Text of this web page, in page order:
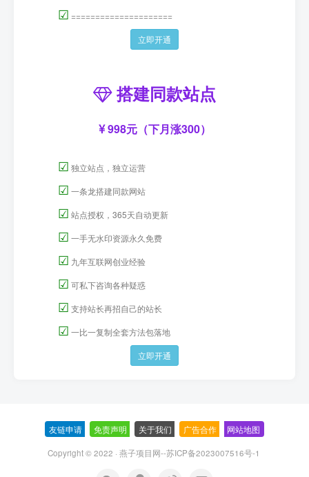
☑ =====================
立即开通
搭建同款站点
998元（下月涨300）
☑ 独立站点，独立运营
☑ 一条龙搭建同款网站
☑ 站点授权，365天自动更新
☑ 一手无水印资源永久免费
☑ 九年互联网创业经验
☑ 可私下咨询各种疑惑
☑ 支持站长再招自己的站长
☑ 一比一复制全套方法包落地
立即开通
友链申请 免责声明 关于我们 广告合作 网站地图
Copyright © 2022 · 燕子项目网--苏ICP备2023007516号-1